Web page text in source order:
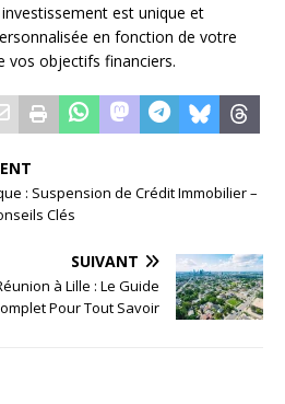
est unique et
en fonction de votre
vos objectifs financiers.
: Suspension de Crédit Immobilier –
Clés
SUIVANT
à Lille : Le Guide
Pour Tout Savoir